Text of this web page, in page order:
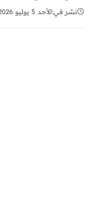
نشر في:الأحد 5 يوليو 2026 - 20:59